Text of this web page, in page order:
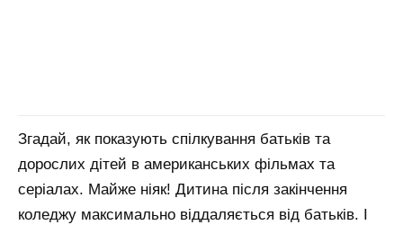
Згадай, як показують спілкування батьків та
дорослих дітей в американських фільмах та
серіалах. Майже ніяк! Дитина після закінчення
коледжу максимально віддаляється від батьків. І